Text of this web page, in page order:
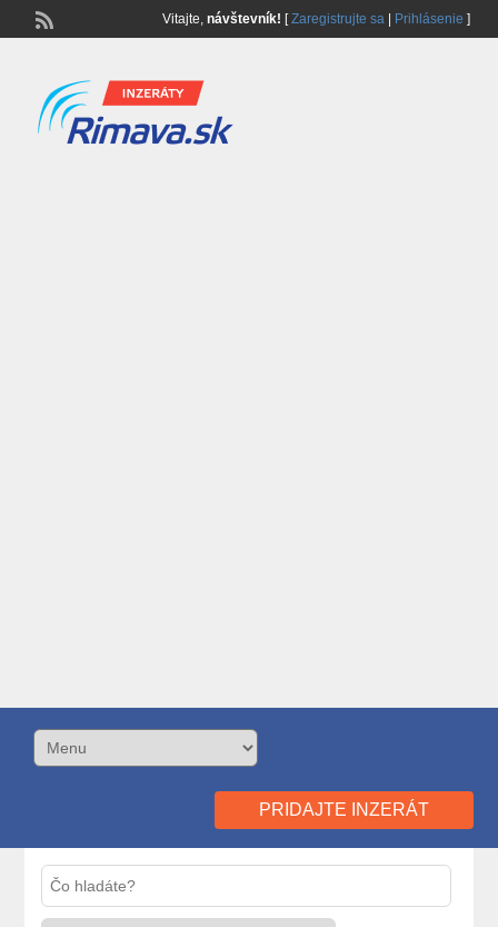
Vitajte, návštevník! [Zaregistrujte sa| Prihlásenie ]
PRIDAJTE INZERÁT